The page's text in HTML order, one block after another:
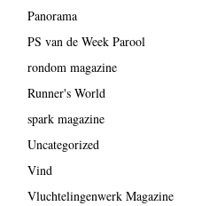
Panorama
PS van de Week Parool
rondom magazine
Runner's World
spark magazine
Uncategorized
Vind
Vluchtelingenwerk Magazine